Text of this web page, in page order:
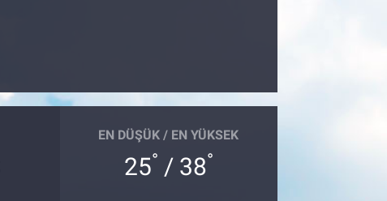
EN DÜŞÜK / EN YÜKSEK
25° / 38°